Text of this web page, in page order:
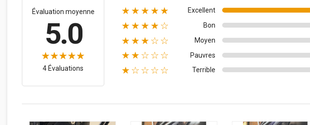
Évaluation moyenne
5.0
4 Évaluations
★★★★★ Excellent
★★★★☆ Bon
★★★☆☆ Moyen
★★☆☆☆ Pauvres
★☆☆☆☆ Terrible